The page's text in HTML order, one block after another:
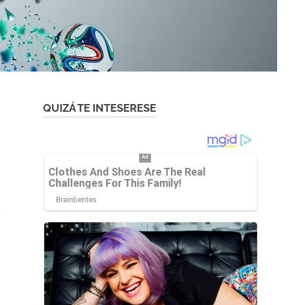
QUIZÁ TE INTESERESE